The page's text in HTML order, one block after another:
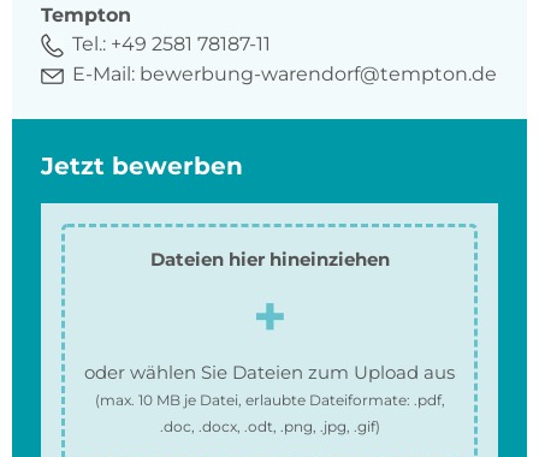
Tempton
Tel.: +49 2581 78187-11
E-Mail: bewerbung-warendorf@tempton.de
Jetzt bewerben
Dateien hier hineinziehen
oder wählen Sie Dateien zum Upload aus
(max. 10 MBje Datei, erlaubte Dateiformate: .pdf,
.doc, .docx, .odt, .png, .jpg, .gif)